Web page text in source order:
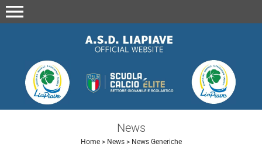
menu
News
Home> News> News Generiche